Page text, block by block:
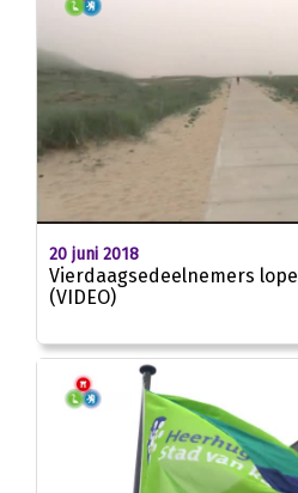
20 juni 2018
Vierdaagsedeelnemers
(VIDEO)